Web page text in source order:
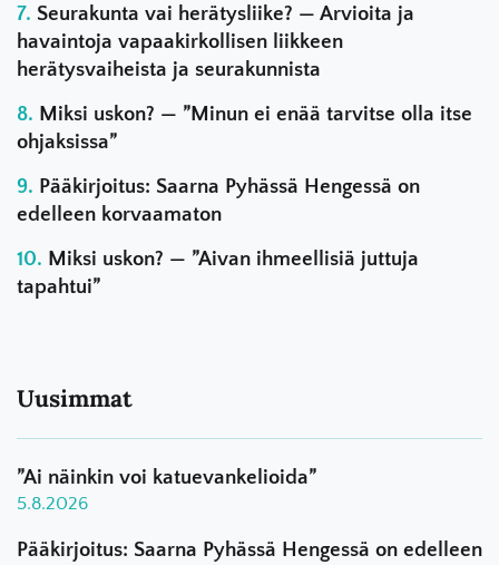
Seurakunta vai herätysliike? — Arvioita ja
havaintoja vapaakirkollisen liikkeen
herätysvaiheista ja seurakunnista
Miksi uskon? — ”Minun ei enää tarvitse olla itse
ohjaksissa”
Pääkirjoitus: Saarna Pyhässä Hengessä on
edelleen korvaamaton
Miksi uskon? — ”Aivan ihmeellisiä juttuja
tapahtui”
Uusimmat
”Ai näinkin voi katuevankelioida”
5.8.2026
Pääkirjoitus: Saarna Pyhässä Hengessä on edelleen